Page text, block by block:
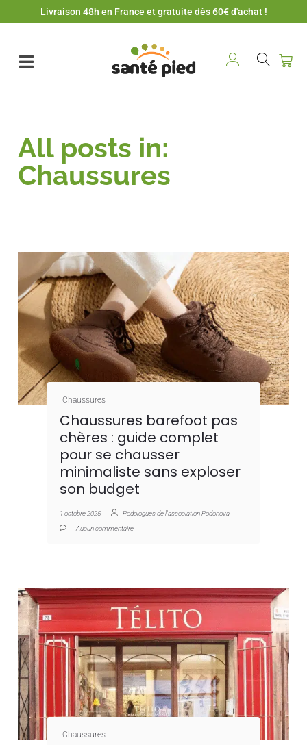
Livraison 48h en France et gratuite dès 60€ d'achat !
All posts in:
Chaussures
Chaussures
Chaussures barefoot pas
chères : guide complet
pour se chausser
minimaliste sans exploser
son budget
1 octobre 2025
Podologues de l'association Podonova
Aucun commentaire
Chaussures